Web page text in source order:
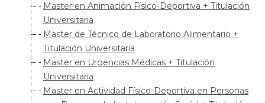
Master en Animación Físico-Deportiva + Titulación
Universitaria
Master de Técnico de Laboratorio Alimentario +
Titulación Universitaria
Master en Urgencias Médicas + Titulación
Universitaria
Master en Actividad Físico-Deportiva en Personas